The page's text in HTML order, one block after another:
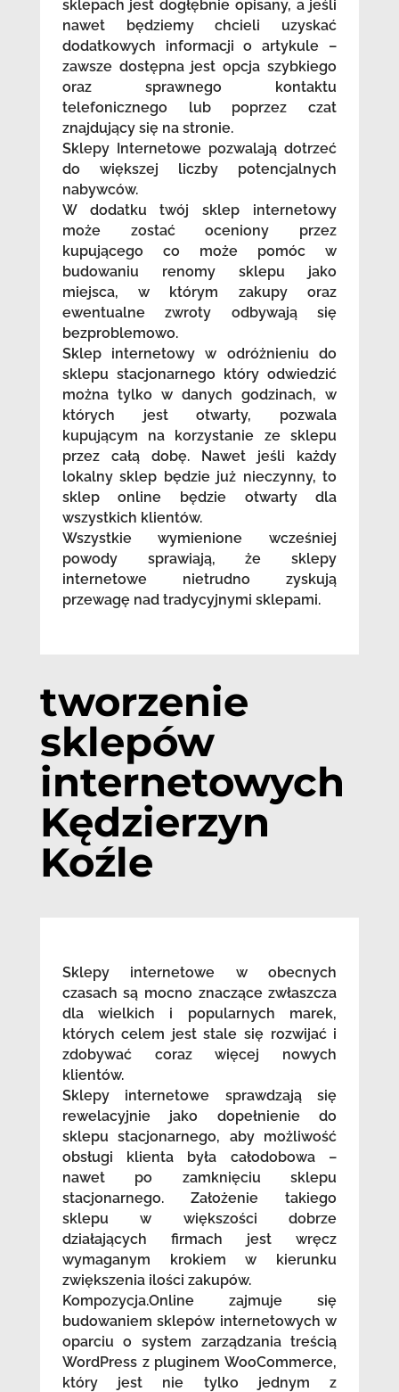
sklepach jest dogłębnie opisany, a jeśli
nawet będziemy chcieli uzyskać
dodatkowych informacji o artykule –
zawsze dostępna jest opcja szybkiego
oraz sprawnego kontaktu
telefonicznego lub poprzez czat
znajdujący się na stronie.
Sklepy Internetowe pozwalają dotrzeć
do większej liczby potencjalnych
nabywców.
W dodatku twój sklep internetowy
może zostać oceniony przez
kupującego co może pomóc w
budowaniu renomy sklepu jako
miejsca, w którym zakupy oraz
ewentualne zwroty odbywają się
bezproblemowo.
Sklep internetowy w odróżnieniu do
sklepu stacjonarnego który odwiedzić
można tylko w danych godzinach, w
których jest otwarty, pozwala
kupującym na korzystanie ze sklepu
przez całą dobę. Nawet jeśli każdy
lokalny sklep będzie już nieczynny, to
sklep online będzie otwarty dla
wszystkich klientów.
Wszystkie wymienione wcześniej
powody sprawiają, że sklepy
internetowe nietrudno zyskują
przewagę nad tradycyjnymi sklepami.
tworzenie
sklepów
internetowych
Kędzierzyn
Koźle
Sklepy internetowe w obecnych
czasach są mocno znaczące zwłaszcza
dla wielkich i popularnych marek,
których celem jest stale się rozwijać i
zdobywać coraz więcej nowych
klientów.
Sklepy internetowe sprawdzają się
rewelacyjnie jako dopełnienie do
sklepu stacjonarnego, aby możliwość
obsługi klienta była całodobowa –
nawet po zamknięciu sklepu
stacjonarnego. Założenie takiego
sklepu w większości dobrze
działających firmach jest wręcz
wymaganym krokiem w kierunku
zwiększenia ilości zakupów.
Kompozycja.Online zajmuje się
budowaniem sklepów internetowych w
oparciu o system zarządzania treścią
WordPress z pluginem WooCommerce,
który jest nie tylko jednym z